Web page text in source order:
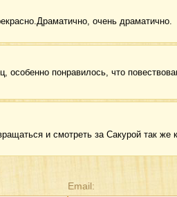
очень драматично.
особенно понравилось, что
и смотреть за Сакурой так же
Email: